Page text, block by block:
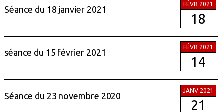
Séance du 18 janvier 2021
FÉVR 2021
18
séance du 15 février 2021
FÉVR 2021
14
Séance du 23 novembre 2020
JANV 2021
21